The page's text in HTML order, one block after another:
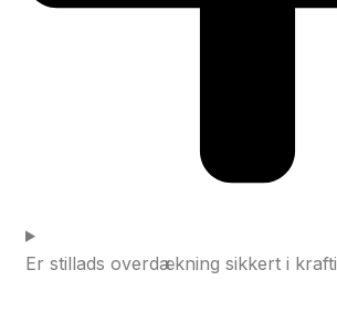
Er stillads overdækning sikkert i